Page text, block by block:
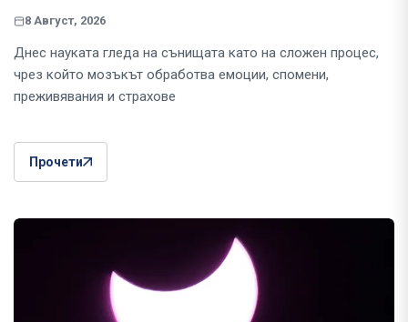
8 Август, 2026
Днес науката гледа на сънищата като на сложен процес,
чрез който мозъкът обработва емоции, спомени,
преживявания и страхове
Прочети